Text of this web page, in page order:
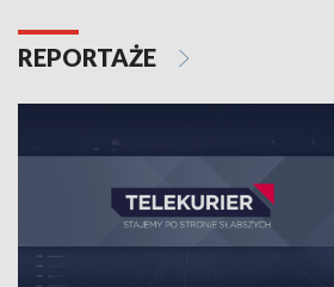
REPORTAŻE